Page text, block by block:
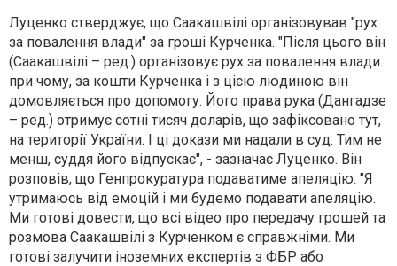
Луценко стверджує, що Саакашвілі організовував "рух
за повалення влади" за гроші Курченка. "Після цього він
(Саакашвілі – ред.) організовує рух за повалення влади.
при чому, за кошти Курченка і з цією людиною він
домовляється про допомогу. Його права рука (Дангадзе
– ред.) отримує сотні тисяч доларів, що зафіксовано тут,
на території України. І ці докази ми надали в суд. Тим не
менш, суддя його відпускає", - зазначає Луценко. Він
розповів, що Генпрокуратура подаватиме апеляцію. "Я
утримаюсь від емоцій і ми будемо подавати апеляцію.
Ми готові довести, що всі відео про передачу грошей та
розмова Саакашвілі з Курченком є справжніми. Ми
готові залучити іноземних експертів з ФБР або